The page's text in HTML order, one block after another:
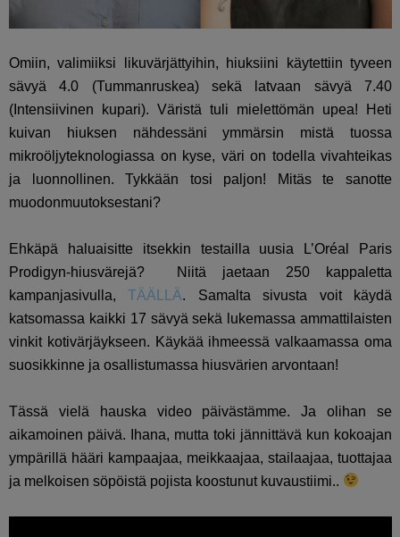
Omiin, valimiiksi likuvärjättyihin, hiuksiini käytettiin tyveen
sävyä 4.0 (Tummanruskea) sekä latvaan sävyä 7.40
(Intensiivinen kupari). Väristä tuli mielettömän upea! Heti
kuivan hiuksen nähdessäni ymmärsin mistä tuossa
mikroöljyteknologiassa on kyse, väri on todella vivahteikas
ja luonnollinen. Tykkään tosi paljon! Mitäs te sanotte
muodonmuutoksestani?
Ehkäpä haluaisitte itsekkin testailla uusia
L’Oréal Paris
Prodigyn-hiusvärejä? Niitä jaetaan 250 kappaletta
kampanjasivulla,TÄÄLLÄ. Samalta sivusta voit käydä
katsomassa kaikki 17 sävyä sekä lukemassa ammattilaisten
vinkit kotivärjäykseen. Käykää ihmeessä valkaamassa oma
suosikkinne ja osallistumassa hiusvärien arvontaan!
Tässä vielä hauska video päivästämme. Ja olihan se
aikamoinen päivä. Ihana, mutta toki jännittävä kun kokoajan
ympärillä hääri kampaajaa, meikkaajaa, stailaajaa, tuottajaa
ja melkoisen söpöistä pojista koostunut kuvaustiimi..